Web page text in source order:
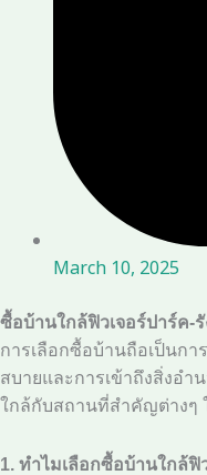
March 10, 2025
ซื้อบ้านใกล้ฟิวเจอร์ปาร์ค-
การเลือกซื้อบ้านถือเป็นก
สบายและการเข้าถึงสิ่งอ
ใกล้กับสถานที่สำคัญต่างๆ
1. ทำไมเลือกซื้อบ้านใกล้ฟิ